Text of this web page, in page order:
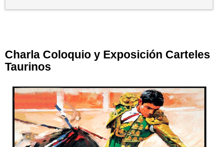
Charla Coloquio y Exposición Carteles
Taurinos